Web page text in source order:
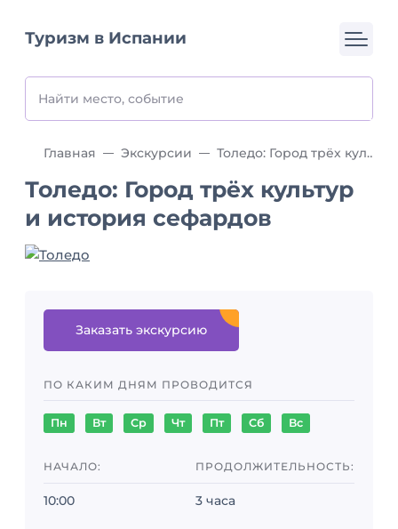
Туризм в Испании
Толедо: Город трёх культур
и история сефардов
Главная Экскурсии Толедо: Город трёх культур и история сефардов
Заказать экскурсию
ПО КАКИМ ДНЯМ ПРОВОДИТСЯ
Пн Вт Ср Чт Пт Сб Вс
НАЧАЛО:
10:00
ПРОДОЛЖИТЕЛЬНОСТЬ:
3 часа